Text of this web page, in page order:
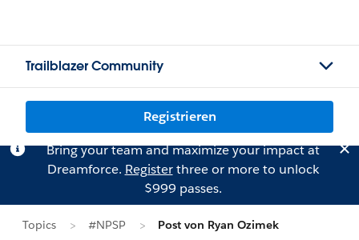
Trailblazer Community
Registrieren
Bring your team and maximize your impact at
Dreamforce. Registerthree or more to unlock
$999 passes.
Topics #NPSP Post von Ryan Ozimek